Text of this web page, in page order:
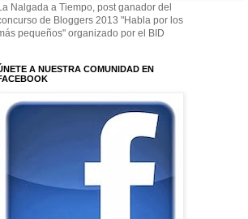
Nalgada a Tiempo, post ganador del
de Bloggers 2013 "Habla por los
pequeños" organizado por el BID
A NUESTRA COMUNIDAD EN